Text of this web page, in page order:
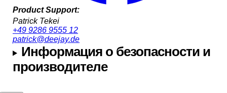
Product Support:
Patrick Tekei
+49 9286 9555 12
patrick@deejay.de
Информация о безопасности и
производителе